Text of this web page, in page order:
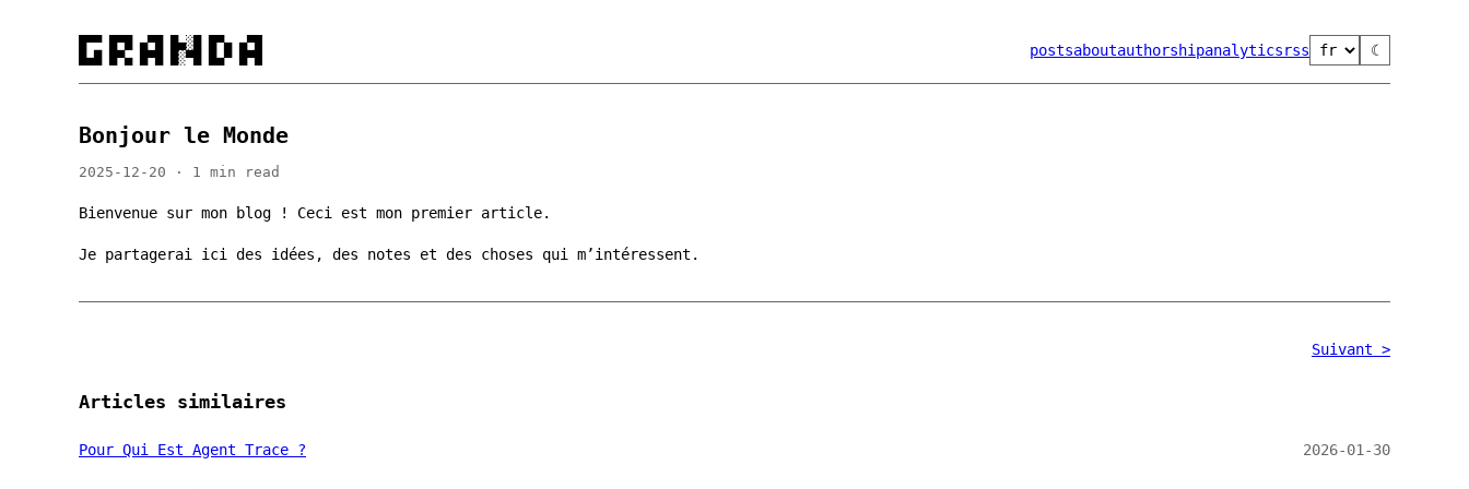
█▀▀ █▀█ ▄▀█ █▄░█ █▀▄ ▄▀█
█▄█ █▀▄ █▀█ █░▀█ █▄▀ █▀█
postsaboutauthorshipanalyticsrss ☾
Bonjour le Monde
2025-12-20 · 1 min read
Bienvenue sur mon blog ! Ceci est mon premier article.
Je partagerai ici des idées, des notes et des choses qui m’intéressent.
Suivant >
Articles similaires
2026-01-30
Pour Qui Est Agent Trace ?